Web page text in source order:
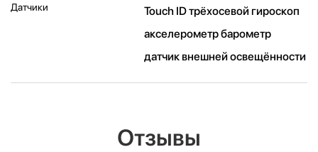
Датчики
Touch ID трёхосевой гироскоп
акселерометр барометр
датчик внешней освещённости
Отзывы